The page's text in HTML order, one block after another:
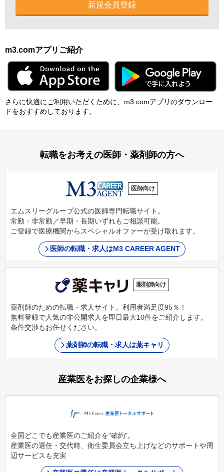
新規会員登録
m3.comアプリご紹介
さらに快適にご利⽤いただくために、m3.comアプリのダウンロー
ドをおすすめしております。
転職をお考えの医師・薬剤師の方へ
医師向け
エムスリーグループ公式の医師専門転職サイト。
常勤・非常勤／早期・長期いずれもご相談可能。
ご登録で医療機関からスペシャルオファーが受け取れます。
医師の転職・求人はM3 CAREER AGENT
薬剤師向け
薬剤師のための転職・求人サイト。利用者満足度95％！
無料登録で人気の非公開求人を即日最大10件をご紹介します。
条件交渉もお任せください。
薬剤師の転職・求人は薬キャリ
産業医をお探しの企業様へ
全国どこでも産業医のご紹介を"確約"。
産業医の選任・交代時、衛生委員会立ち上げなどのサポートや周
辺サービスも充実